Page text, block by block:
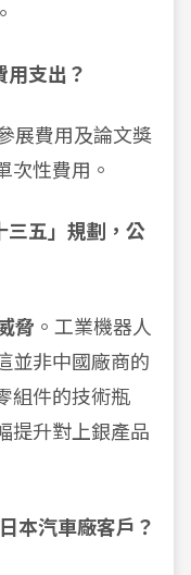
用支出？
展費用及論文獎
次性費用。
三五」規劃，公
脅 。工業機器人
並非中國廠商的
組件的技術瓶
提升對上銀產品
本汽車廠客戶？